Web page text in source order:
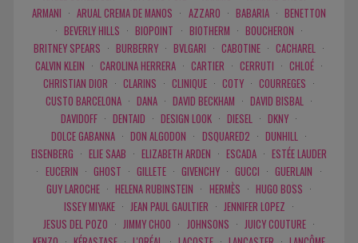
ARMANI · ARUAL CREMA DE MANOS · AZZARO · BABARIA · BENETTON
· BEVERLY HILLS · BIOPOINT · BIOTHERM · BOUCHERON ·
BRITNEY SPEARS · BURBERRY · BVLGARI · CABOTINE · CACHAREL ·
CALVIN KLEIN · CAROLINA HERRERA · CARTIER · CERRUTI · CHLOÉ ·
CHRISTIAN DIOR · CLARINS · CLINIQUE · COTY · COURREGES ·
CUSTO BARCELONA · DANA · DAVID BECKHAM · DAVID BISBAL ·
DAVIDOFF · DENTAID · DESIGN LOOK · DIESEL · DKNY ·
DOLCE GABANNA · DON ALGODON · DSQUARED2 · DUNHILL ·
EISENBERG · ELIE SAAB · ELIZABETH ARDEN · ESCADA · ESTÉE LAUDER
· EUCERIN · GHOST · GILLETE · GIVENCHY · GUCCI · GUERLAIN ·
GUY LAROCHE · HELENA RUBINSTEIN · HERMÈS · HUGO BOSS ·
ISSEY MIYAKE · JEAN PAUL GAULTIER · JENNIFER LOPEZ ·
JESUS DEL POZO · JIMMY CHOO · JOHNSONS · JUICY COUTURE ·